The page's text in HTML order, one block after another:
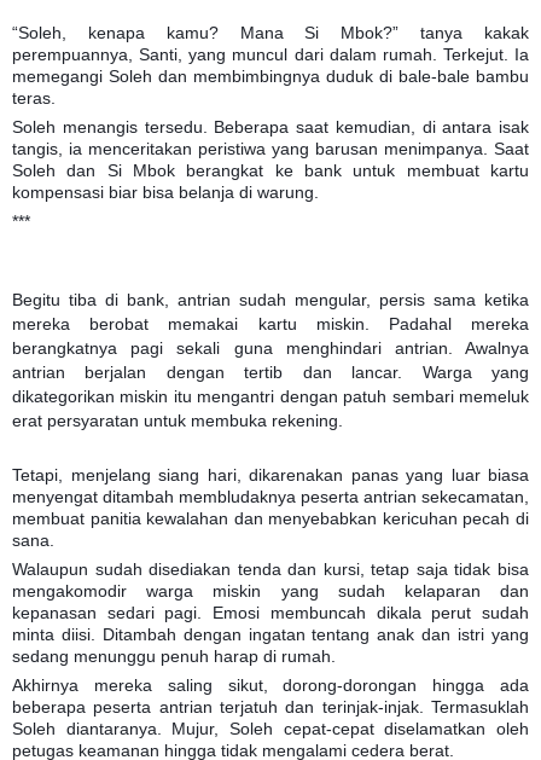
“Soleh, kenapa kamu? Mana Si Mbok?” tanya kakak
perempuannya, Santi, yang muncul dari dalam rumah. Terkejut. Ia
memegangi Soleh dan membimbingnya duduk di bale-bale bambu
teras.
Soleh menangis tersedu. Beberapa saat kemudian, di antara isak
tangis, ia menceritakan peristiwa yang barusan menimpanya. Saat
Soleh dan Si Mbok berangkat ke bank untuk membuat kartu
kompensasi biar bisa belanja di warung.
***
Begitu tiba di bank, antrian sudah mengular, persis sama ketika
mereka berobat memakai kartu miskin. Padahal mereka
berangkatnya pagi sekali guna menghindari antrian. Awalnya
antrian berjalan dengan tertib dan lancar. Warga yang
dikategorikan miskin itu mengantri dengan patuh sembari memeluk
erat persyaratan untuk membuka rekening.
Tetapi, menjelang siang hari, dikarenakan panas yang luar biasa
menyengat ditambah membludaknya peserta antrian sekecamatan,
membuat panitia kewalahan dan menyebabkan kericuhan pecah di
sana.
Walaupun sudah disediakan tenda dan kursi, tetap saja tidak bisa
mengakomodir warga miskin yang sudah kelaparan dan
kepanasan sedari pagi. Emosi membuncah dikala perut sudah
minta diisi. Ditambah dengan ingatan tentang anak dan istri yang
sedang menunggu penuh harap di rumah.
Akhirnya mereka saling sikut, dorong-dorongan hingga ada
beberapa peserta antrian terjatuh dan terinjak-injak. Termasuklah
Soleh diantaranya. Mujur, Soleh cepat-cepat diselamatkan oleh
petugas keamanan hingga tidak mengalami cedera berat.